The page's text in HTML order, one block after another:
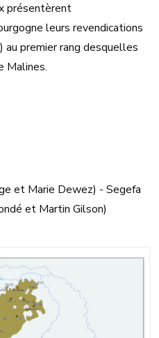
présentèrent
leurs revendications
au premier rang desquelles
Malines.
et Marie Dewez) - Segefa
et Martin Gilson)